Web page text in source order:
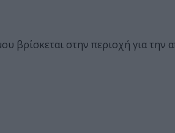
βρίσκεται στην περιοχή για την